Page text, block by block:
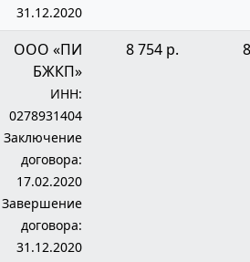
31.12.2020
ООО «ПИ
БЖКП»
ИНН:
0278931404
Заключение
договора:
17.02.2020
Завершение
договора:
31.12.2020
8 754 р.